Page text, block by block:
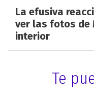
La efusiva
ver las fotos de
interior
Te